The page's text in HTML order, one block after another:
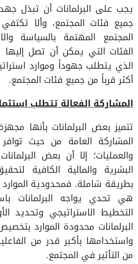
يجب على البرلمانات أن تبذل
جميع فئات المجتمع، وألا
المجتمع المهتمة بالسياسة
الفئات التي يمكن أن تصل
الذي يتطلب جهوداً وموارد
أكثر قرباً من جميع فئات المجتمع.
المشاركة الفعالة تتطلب
تتميز بعض البرلمانات بأنها
المشاركة العامة من حيث
والعمليات؛ إلا أن بعض
البشرية والمالية الكافية
بطريقة شاملة. فمحدودية
هي تحدي يواجه البرلمانات
التخطيط الاستراتيجي وتحديد
البرلمانات محدودة الموارد
واستخدامها بأكبر قدر من
من التأثير في المجتمع.